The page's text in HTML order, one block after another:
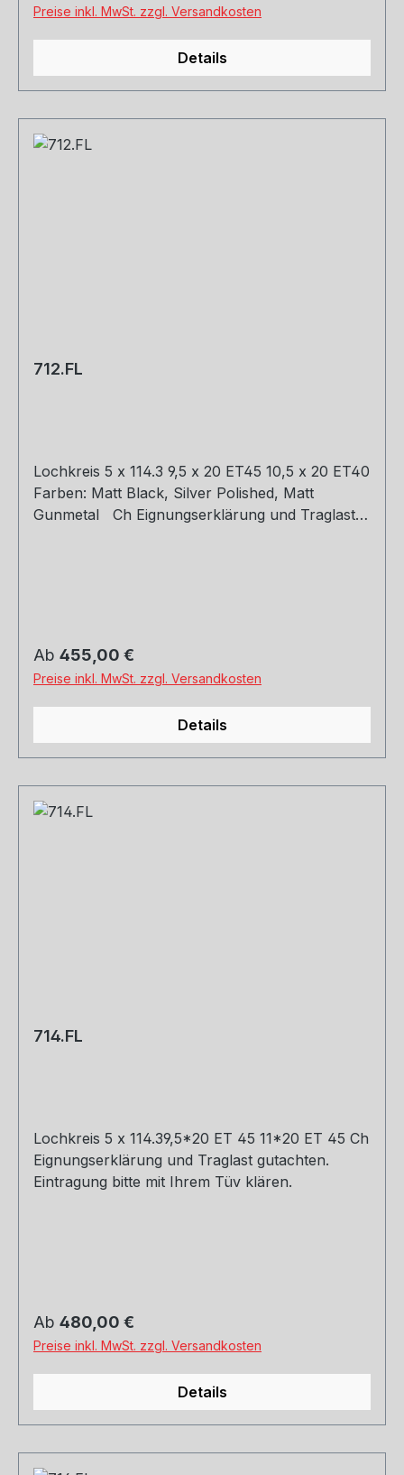
Preise inkl. MwSt. zzgl. Versandkosten
Details
712.FL
Lochkreis 5 x 114.3 9,5 x 20 ET45 10,5 x 20 ET40
Farben: Matt Black, Silver Polished, Matt
Gunmetal Ch Eignungserklärung und Traglast
Regulärer Preis:
Ab 455,00 €
Preise inkl. MwSt. zzgl. Versandkosten
Details
714.FL
Lochkreis 5 x 114.39,5*20 ET 45 11*20 ET 45 Ch
Eignungserklärung und Traglast gutachten.
Eintragung bitte mit Ihrem Tüv klären.
Regulärer Preis:
Ab 480,00 €
Preise inkl. MwSt. zzgl. Versandkosten
Details